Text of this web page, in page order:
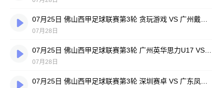
07月28日
07月28日